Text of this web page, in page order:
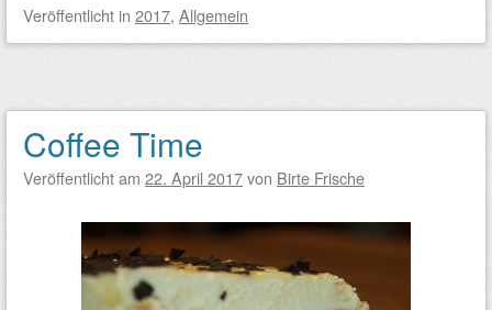
Veröffentlicht in 2017, Allgemein
Coffee Time
Veröffentlicht am 22. April 2017von Birte Frische